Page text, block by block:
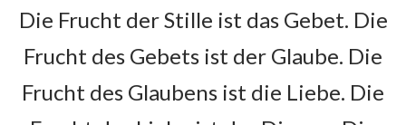
22. April 2018 gegründet
Als Patronat für die neue Pfarrei wählten die
Chemnitzer die Hl. Mutter Teresa, die in den
Die Frucht der Stille ist das Gebet. Die
Frucht des Gebets ist der Glaube. Die
Frucht des Glaubens ist die Liebe. Die